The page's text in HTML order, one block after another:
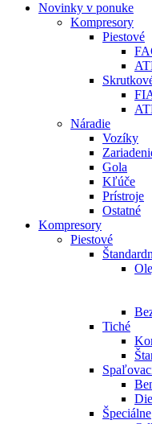
Novinky v ponuke
Kompresory
Piestové
Náradie
Vozíky
Gola
Kľúče
Prístroje
Ostatné
Kompresory
Piestové
Tiché
Špeciálne